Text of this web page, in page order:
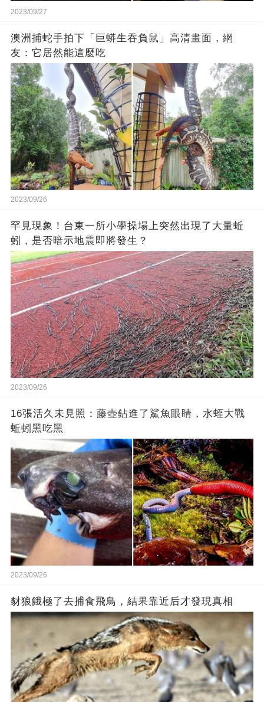
2023/09/27
澳洲捕蛇手拍下「巨蟒生吞負鼠」高清畫面，網
友：它居然能這麼吃
2023/09/26
罕見現象！台東一所小學操場上突然出現了大量蚯
蚓，是否暗示地震即將發生？
2023/09/26
16張活久未見照：藤壺鉆進了鯊魚眼睛，水蛭大戰
蚯蚓黑吃黑
2023/09/26
豺狼餓極了去捕食飛鳥，結果靠近后才發現真相